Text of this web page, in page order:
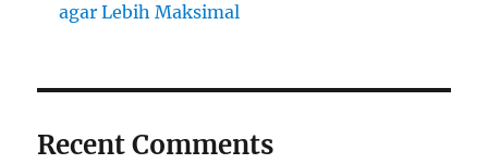
agar Lebih Maksimal
Recent Comments